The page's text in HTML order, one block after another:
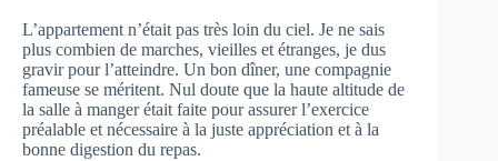
L’appartement n’était pas très loin du ciel. Je ne sais
plus combien de marches, vieilles et étranges, je dus
gravir pour l’atteindre. Un bon dîner, une compagnie
fameuse se méritent. Nul doute que la haute altitude de
la salle à manger était faite pour assurer l’exercice
préalable et nécessaire à la juste appréciation et à la
bonne digestion du repas.